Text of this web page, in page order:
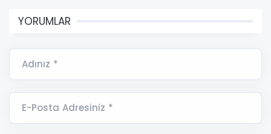
YORUMLAR
Adınız *
E-Posta Adresiniz *